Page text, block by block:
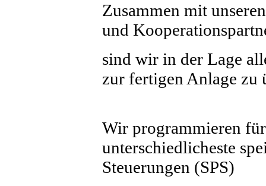
Zusammen mit
und
sind wir in der Lage
zur fertigen Anlage zu
Wir programmieren
unterschiedlicheste
Steuerungen (SPS)